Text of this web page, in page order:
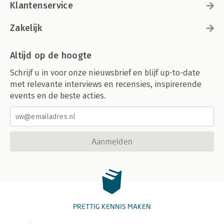
Klantenservice
Zakelijk
Altijd op de hoogte
Schrijf u in voor onze nieuwsbrief en blijf up-to-date
met relevante interviews en recensies, inspirerende
events en de beste acties.
Aanmelden
PRETTIG KENNIS MAKEN